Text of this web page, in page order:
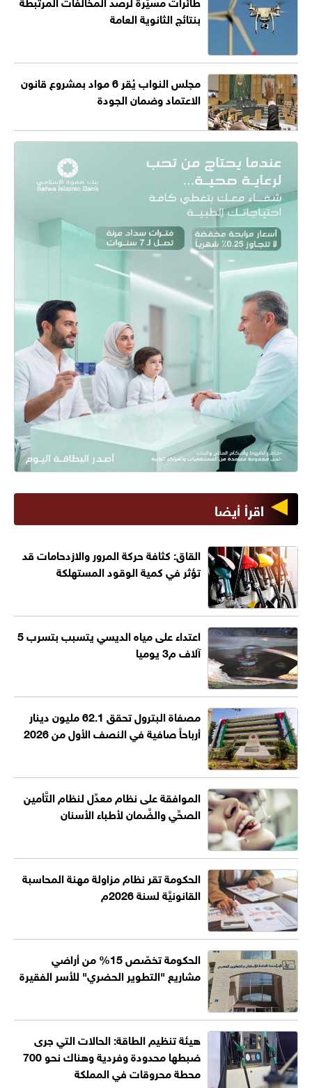
بنتائج الثانوية العامة
مجلس النواب يُقر 6 مواد بمشروع قانون
الاعتماد وضمان الجودة
اقرأ أيضا
القاق: كثافة حركة المرور والازدحامات قد
تؤثر في كمية الوقود المستهلكة
اعتداء على مياه الديسي يتسبب بتسرب 5
آلاف م3 يوميا
مصفاة البترول تحقق 62.1 مليون دينار
أرباحاً صافية في النصف الأول من 2026
الموافقة على نظام معدِّل لنظام التَّأمين
الصحِّي والضَّمان لأطباء الأسنان
الحكومة تقر نظام مزاولة مهنة المحاسبة
القانونيَّة لسنة 2026م
الحكومة تخصّص 15% من أراضي
مشاريع "التطوير الحضري" للأسر الفقيرة
هيئة تنظيم الطاقة: الحالات التي جرى
ضبطها محدودة وفردية وهناك نحو 700
محطة محروقات في المملكة